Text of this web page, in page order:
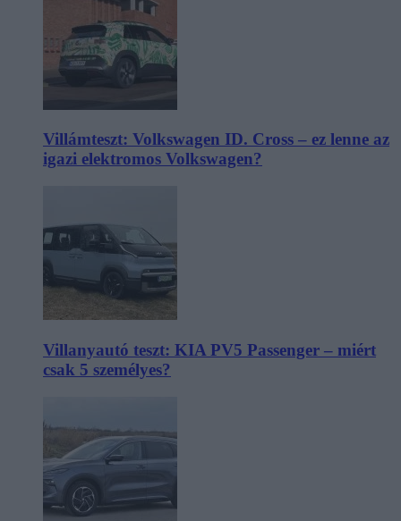
Villámteszt: Volkswagen ID. Cross – ez lenne az
igazi elektromos Volkswagen?
Villanyautó teszt: KIA PV5 Passenger – miért
csak 5 személyes?